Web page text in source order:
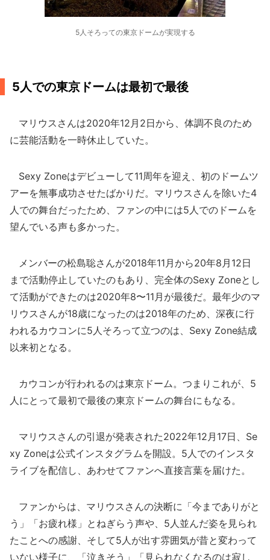
5人そろっての東京ドームが実現する
5人での東京ドームは最初で最後
マリウスさんは2020年12月2日から、体調不良のため
に芸能活動を一時休止していた。
Sexy Zoneはデビューして11周年を迎え、初のドームツ
アーを無事成功させたばかりだ。マリウスさんを除いた4
人での舞台だったため、ファンの中には5人でのドームを
望んでいる声も多かった。
メンバーの松島聡さんが2018年11月から20年8月12日
まで活動停止していたのもあり、完全体のSexy Zoneとし
て活動ができたのは2020年8〜11月が最後だ。最年少のマ
リウスさんが18歳になったのは2018年のため、深夜に行
われるカウコンに5人そろって立つのは、Sexy Zone結成
以来初となる。
カウコンが行われるのは東京ドーム。つまりこれが、5
人にとって最初で最後の東京ドームの舞台にもなる。
マリウスさんの引退が発表された2022年12月17日、Se
xy Zoneは公式インスタグラムを開設。5人でのインスタ
ライブを配信し、あわせてファンへ直接言葉を届けた。
ファンからは、マリウスさんの決断に「今までありがと
う」「お疲れ様」とねぎらう声や、5人並んだ姿を見られ
たことへの感謝、そして5人が出す雰囲気が昔と変わって
いない様子に、「泣きそう」「見られなくなるのは寂し